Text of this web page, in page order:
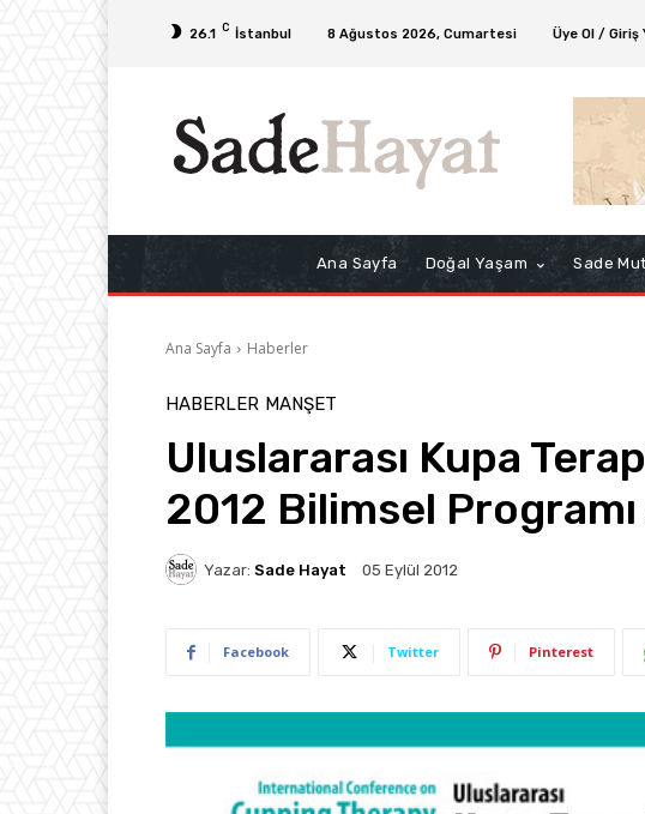
26.1 C İstanbul 8 Ağustos 2026, Cumartesi Üye Ol / Giriş
Ana Sayfa Doğal Yaşam Sade
Ana Sayfa Haberler
HABERLER MANŞET
Uluslararası Kupa
2012 Bilimsel Programı
Yazar: Sade Hayat 05 Eylül 2012
Facebook Twitter Pinterest